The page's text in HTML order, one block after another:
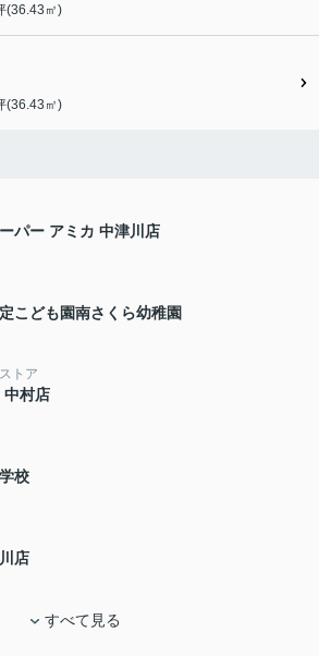
(36.43㎡)
(36.43㎡)
パー アミカ 中津川店
こども園南さくら幼稚園
トア
村店
校
店
すべて見る